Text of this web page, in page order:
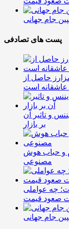
پست های تصادفی
دلار رمزارز حاصل از
عاشقانه است
و تاثیر آن
بر بازار
و حباب هوش
مصنوعی
چه عواملی